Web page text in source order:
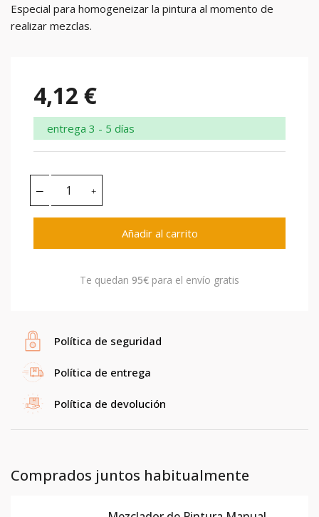
Especial para homogeneizar la pintura al momento de
realizar mezclas.
4,12 €
entrega 3 - 5 días
Añadir al carrito
Te quedan 95€ para el envío gratis
Política de seguridad
Política de entrega
Política de devolución
Comprados juntos habitualmente